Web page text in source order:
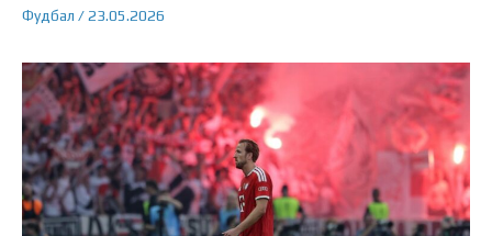
Фудбал /23.05.2026